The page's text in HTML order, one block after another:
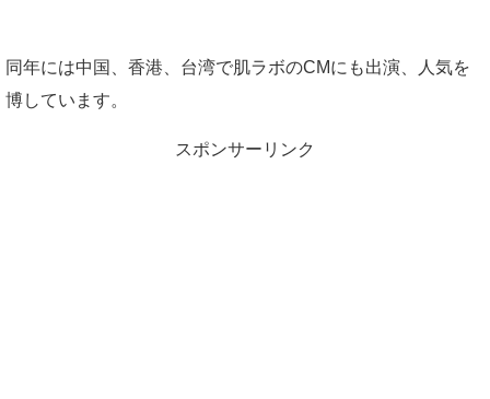
同年には中国、香港、台湾で肌ラボのCMにも出演、人気を
博しています。
スポンサーリンク